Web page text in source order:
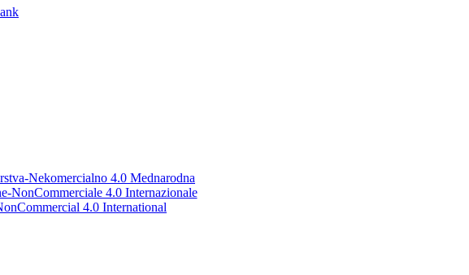
Nekomercialno 4.0 Mednarodna
NonCommerciale 4.0 Internazionale
4.0 International